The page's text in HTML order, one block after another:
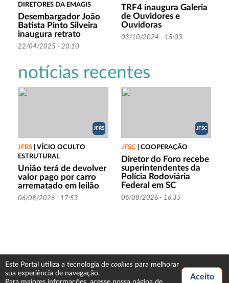
DIRETORES DA EMAGIS
Desembargador João
Batista Pinto Silveira
inaugura retrato
22/04/2025 - 20:10
TRF4 inaugura Galeria
de Ouvidores e
Ouvidoras
03/10/2024 - 15:03
notícias recentes
JFRS
JFRS
VÍCIO OCULTO
ESTRUTURAL
União terá de devolver
valor pago por carro
arrematado em leilão
06/08/2026 - 17:53
JFSC
JFSC| COOPERAÇÃO
Diretor do Foro recebe
superintendentes da
Polícia Rodoviária
Federal em SC
06/08/2026 - 16:35
Este Portal utiliza a tecnologia de cookies para melhorar
sua experiência de navegação.